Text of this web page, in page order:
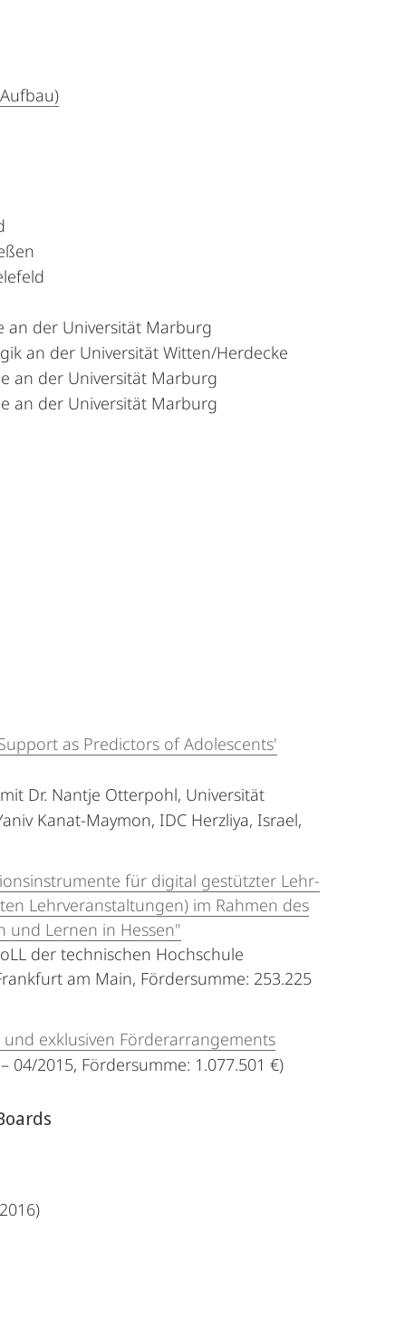
an der Universität Marburg
an der Universität Witten/Herdecke
an der Universität Marburg
an der Universität Marburg
as Predictors of Adolescents'
Dr. Nantje Otterpohl, Universität
Kanat-Maymon, IDC Herzliya, Israel,
für digital gestützter Lehr-
Lehrveranstaltungen) im Rahmen des
und Lernen in Hessen"
der technischen Hochschule
am Main, Fördersumme: 253.225
exklusiven Förderarrangements
04/2015, Fördersumme: 1.077.501 €)